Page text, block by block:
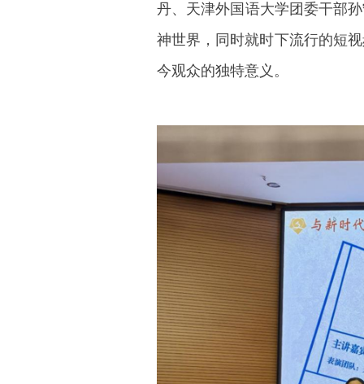
丹、天津外国语大学团委干部
神世界，同时就时下流行的短
今观众的独特意义。